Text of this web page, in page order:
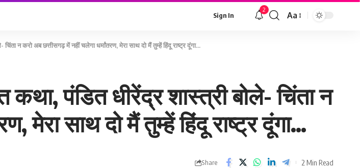
Sign In
2
Font
Aa
न करो अब छत्तीसगढ़ में नहीं चलेगा धर्मांतरण, मेरा साथ दो मैं तुम्हें हिंदू राष्ट्र दूंगा…
पंडित धीरेंद्र शास्त्री बोले- चिंता न
मेरा साथ दो मैं तुम्हें हिंदू राष्ट्र दूंगा…
Share 2 Min Read